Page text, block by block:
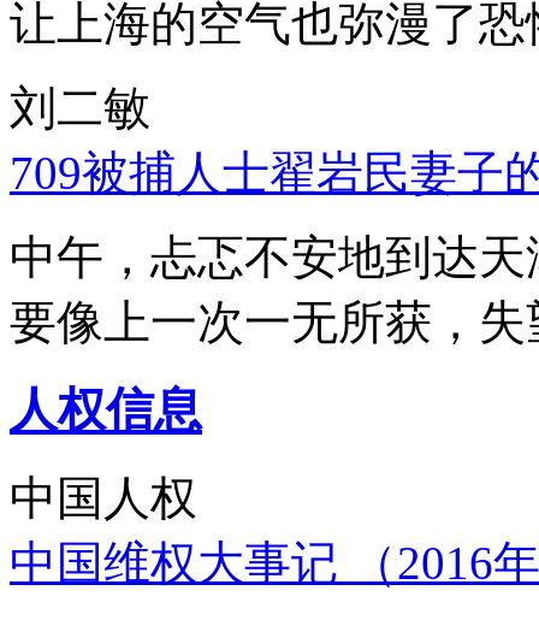
让上海的空气也弥漫了
刘二敏
709被捕人士翟岩民妻子
中午，忐忑不安地到达
要像上一次一无所获，
人权信息
中国人权
中国维权大事记 （2016